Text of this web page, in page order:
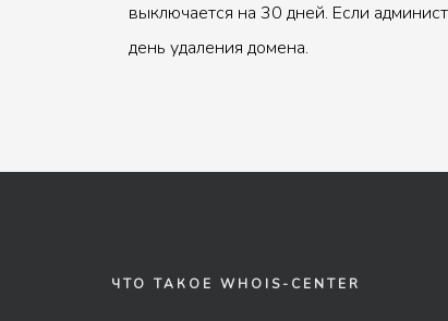
выключается на 30 дней. Если
день удаления домена.
ЧТО ТАКОЕ WHOIS-CENTER